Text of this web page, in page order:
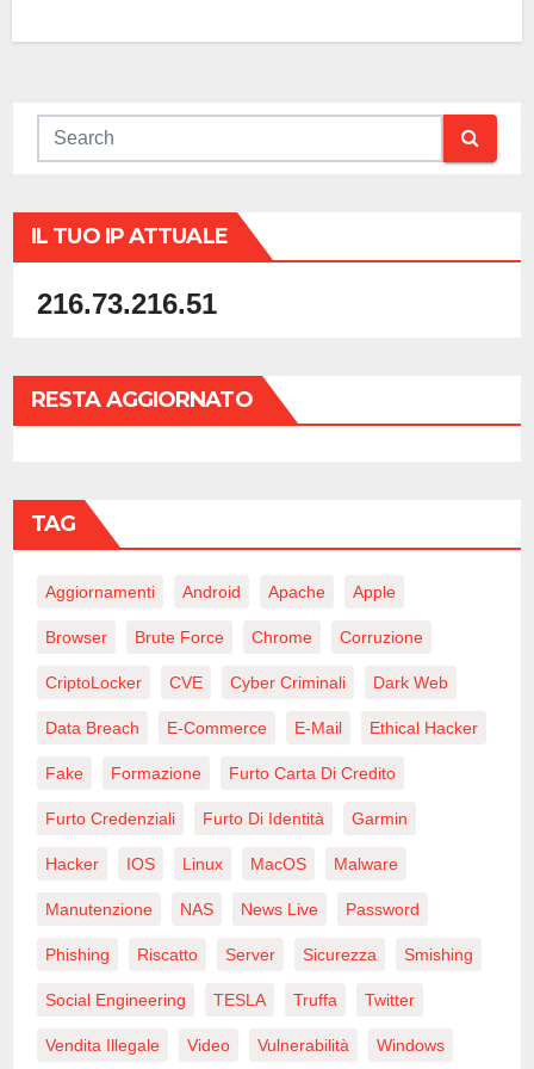
IL TUO IP ATTUALE
216.73.216.51
RESTA AGGIORNATO
TAG
Aggiornamenti Android Apache Apple
Browser Brute Force Chrome Corruzione
CriptoLocker CVE Cyber Criminali Dark Web
Data Breach E-Commerce E-Mail Ethical Hacker
Fake Formazione Furto Carta Di Credito
Furto Credenziali Furto Di Identità Garmin
Hacker IOS Linux MacOS Malware
Manutenzione NAS News Live Password
Phishing Riscatto Server Sicurezza Smishing
Social Engineering TESLA Truffa Twitter
Vendita Illegale Video Vulnerabilità Windows